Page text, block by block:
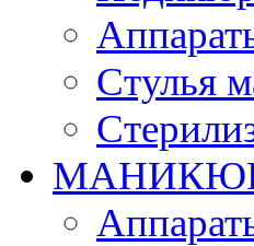
Стулья